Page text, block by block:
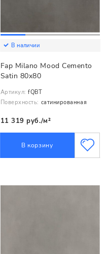
В наличии
Fap Milano Mood Cemento
Satin 80x80
Артикул: fQBT
Поверхность: сатинированная
11 319 руб./м²
В корзину